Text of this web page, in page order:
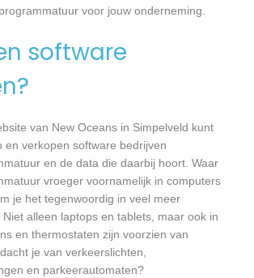
voor jouw onderneming.
software
van New Oceans in Simpelveld kunt
en verkopen software bedrijven
en de data die daarbij hoort. Waar
vroeger voornamelijk in computers
je het tegenwoordig in veel meer
alleen laptops en tablets, maar ook in
en thermostaten zijn voorzien van
je van verkeerslichten,
en parkeerautomaten?